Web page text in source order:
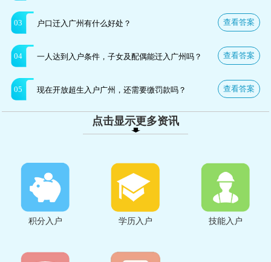
查看答案
03 户口迁入广州有什么好处？
查看答案
04 一人达到入户条件，子女及配偶能迁入广州吗？
查看答案
05 现在开放超生入户广州，还需要缴罚款吗？
点击显示更多资讯
积分入户 学历入户 技能入户